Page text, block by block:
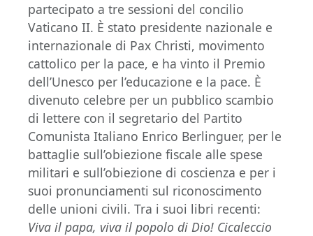
partecipato a tre sessioni del concilio
Vaticano II. È stato presidente nazionale e
internazionale di Pax Christi, movimento
cattolico per la pace, e ha vinto il Premio
dell’Unesco per l’educazione e la pace. È
divenuto celebre per un pubblico scambio
di lettere con il segretario del Partito
Comunista Italiano Enrico Berlinguer, per le
battaglie sull’obiezione fiscale alle spese
militari e sull’obiezione di coscienza e per i
suoi pronunciamenti sul riconoscimento
delle unioni civili. Tra i suoi libri recenti:
Viva il papa, viva il popolo di Dio! Cicaleccio